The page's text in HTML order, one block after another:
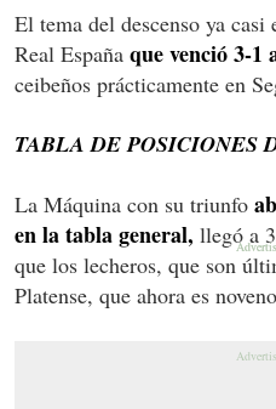
El tema del descenso ya casi
Real España que venció 3-
ceibeños prácticamente en
TABLA DE POSICIONES
La Máquina con su triunfo
en la tabla general, llegó a
que los lecheros, que son
Platense, que ahora es